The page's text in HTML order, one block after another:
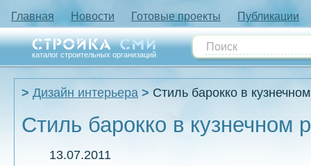
Главная Новости Готовые проекты Публикации
каталог строительных организаций
Дизайн интерьера Стиль барокко в
Стиль барокко в кузнечном
13.07.2011